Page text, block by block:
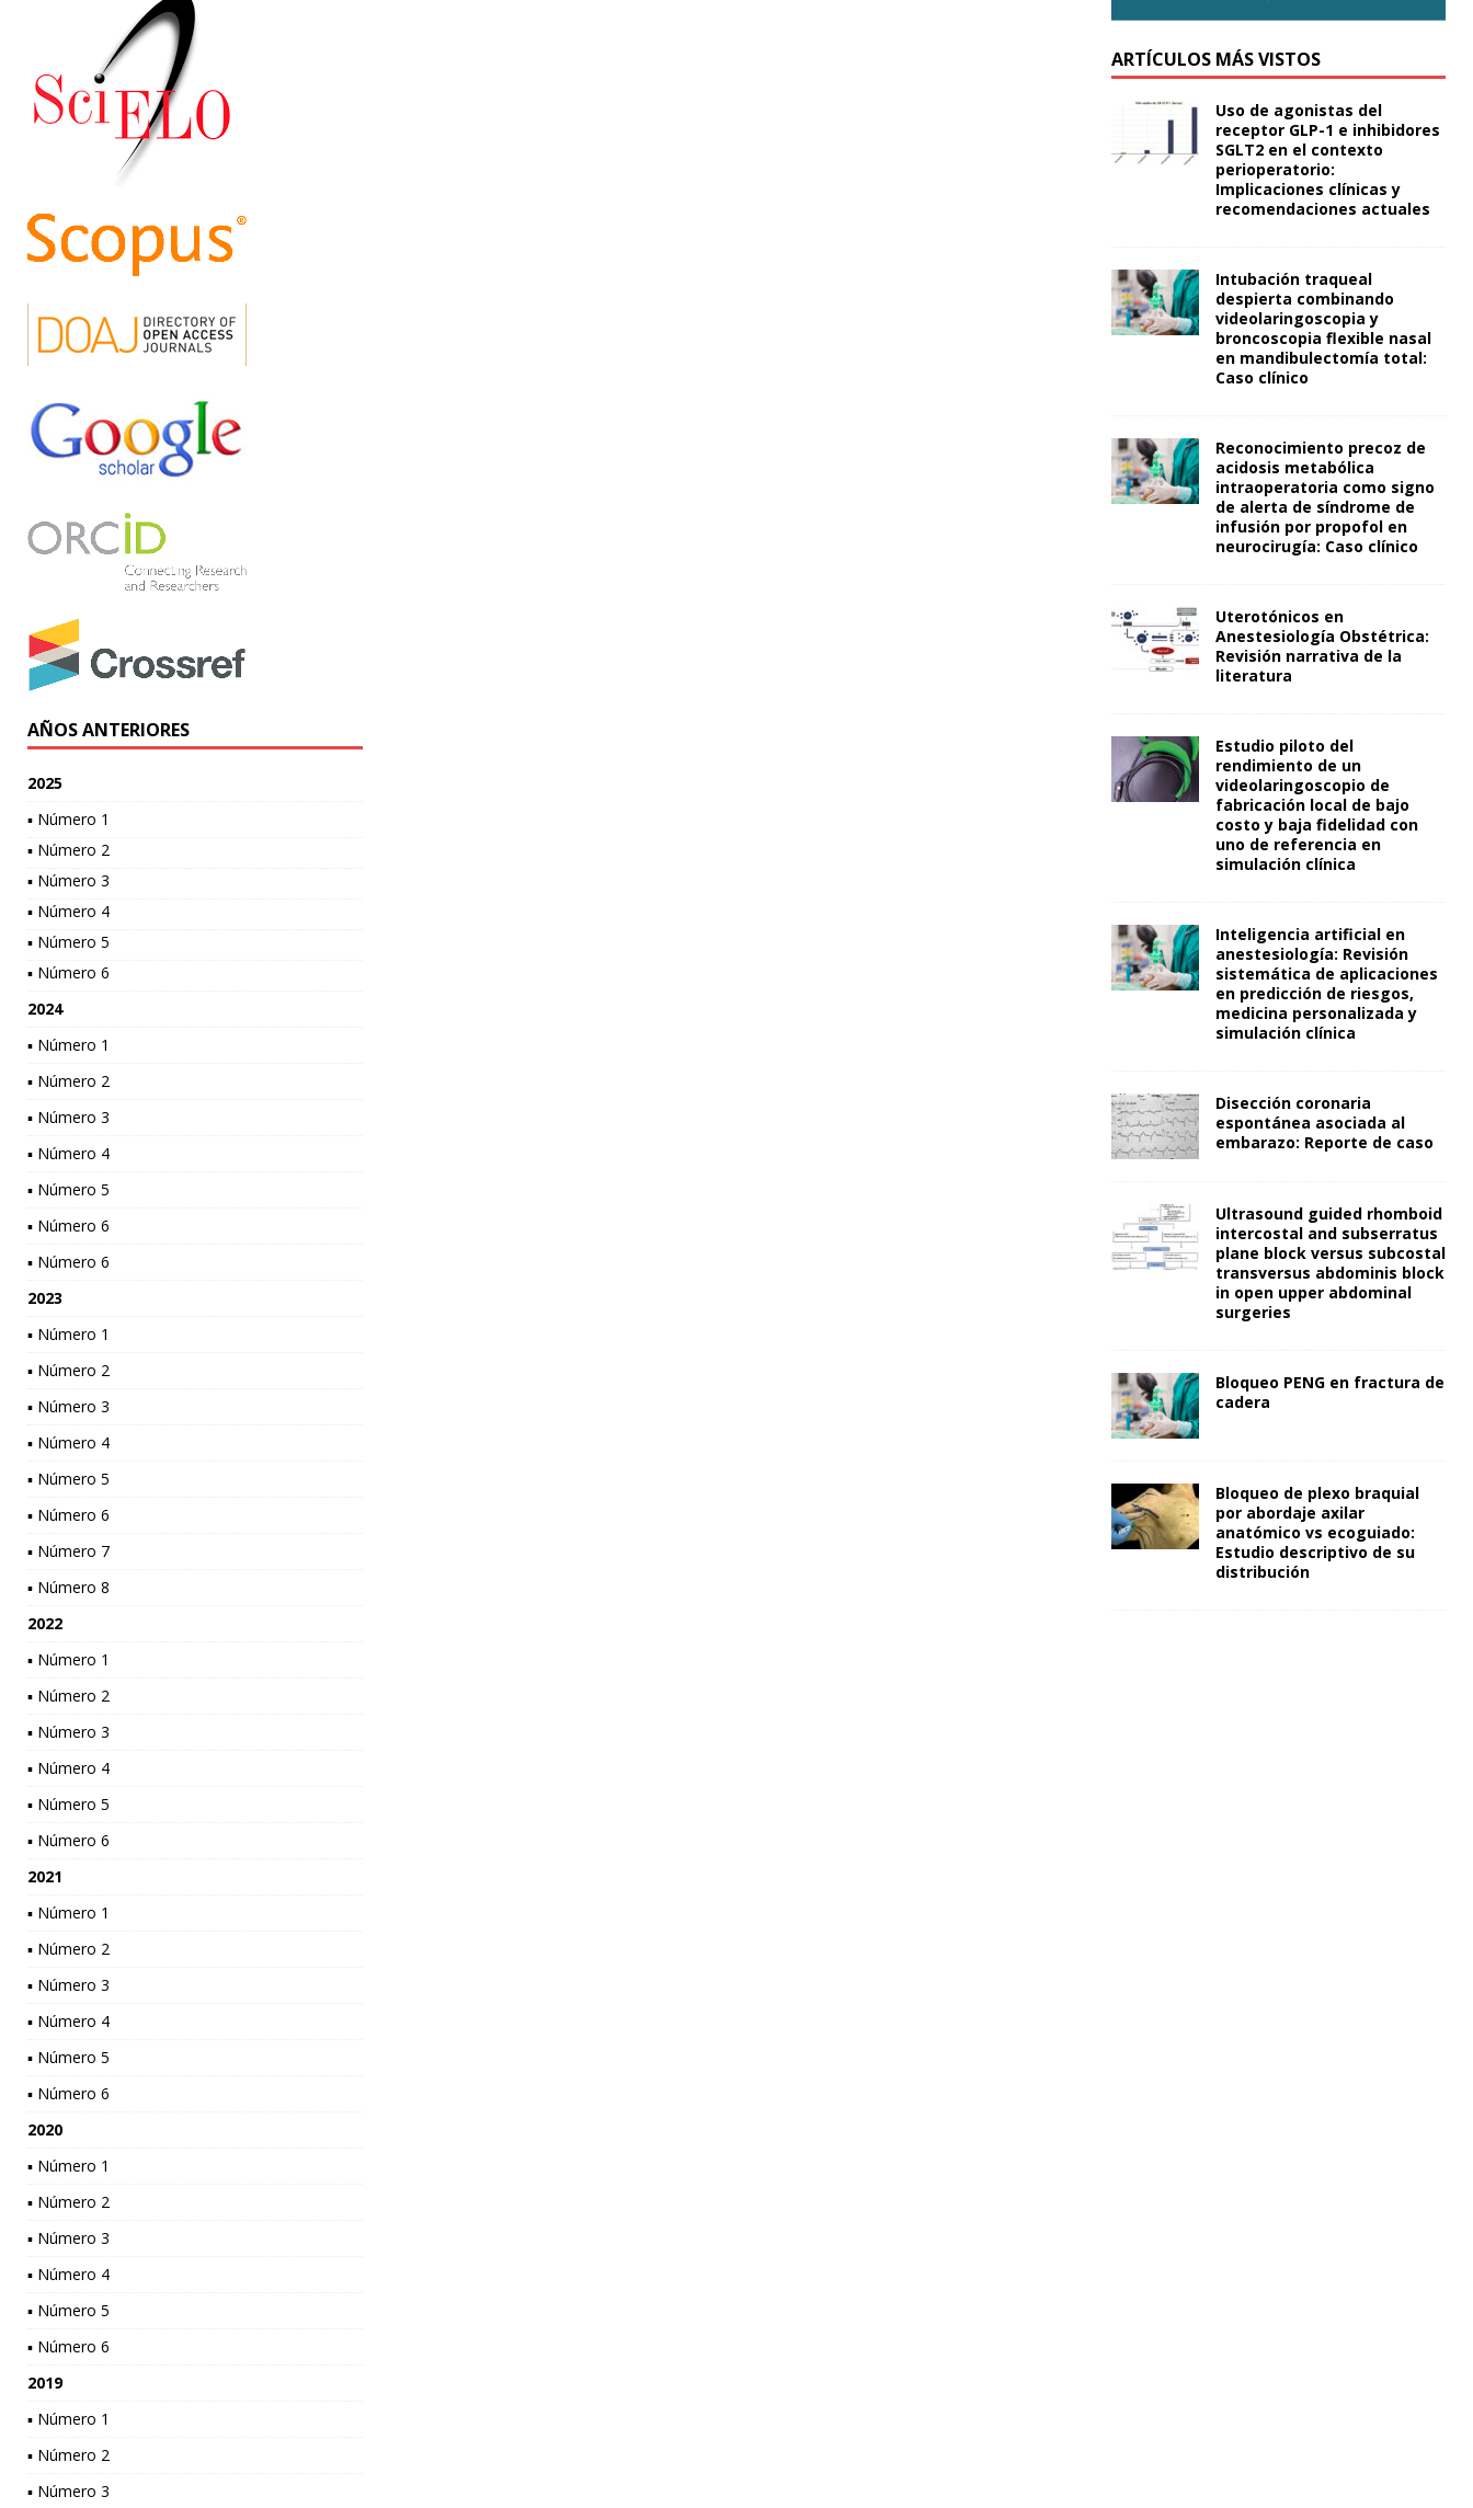
AÑOS ANTERIORES
2025
▪ Número 1
▪ Número 2
▪ Número 3
▪ Número 4
▪ Número 5
▪ Número 6
2024
▪ Número 1
▪ Número 2
▪ Número 3
▪ Número 4
▪ Número 5
▪ Número 6
▪ Número 6
2023
▪ Número 1
▪ Número 2
▪ Número 3
▪ Número 4
▪ Número 5
▪ Número 6
▪ Número 7
▪ Número 8
2022
▪ Número 1
▪ Número 2
▪ Número 3
▪ Número 4
▪ Número 5
▪ Número 6
2021
▪ Número 1
▪ Número 2
▪ Número 3
▪ Número 4
▪ Número 5
▪ Número 6
2020
▪ Número 1
▪ Número 2
▪ Número 3
▪ Número 4
▪ Número 5
▪ Número 6
2019
▪ Número 1
▪ Número 2
▪ Número 3
ARTÍCULOS MÁS VISTOS
Uso de agonistas del
receptor GLP-1 e inhibidores
SGLT2 en el contexto
perioperatorio:
Implicaciones clínicas y
recomendaciones actuales
Intubación traqueal
despierta combinando
videolaringoscopia y
broncoscopia flexible nasal
en mandibulectomía total:
Caso clínico
Reconocimiento precoz de
acidosis metabólica
intraoperatoria como signo
de alerta de síndrome de
infusión por propofol en
neurocirugía: Caso clínico
Uterotónicos en
Anestesiología Obstétrica:
Revisión narrativa de la
literatura
Estudio piloto del
rendimiento de un
videolaringoscopio de
fabricación local de bajo
costo y baja fidelidad con
uno de referencia en
simulación clínica
Inteligencia artificial en
anestesiología: Revisión
sistemática de aplicaciones
en predicción de riesgos,
medicina personalizada y
simulación clínica
Disección coronaria
espontánea asociada al
embarazo: Reporte de caso
Ultrasound guided rhomboid
intercostal and subserratus
plane block versus subcostal
transversus abdominis block
in open upper abdominal
surgeries
Bloqueo PENG en fractura de
cadera
Bloqueo de plexo braquial
por abordaje axilar
anatómico vs ecoguiado:
Estudio descriptivo de su
distribución